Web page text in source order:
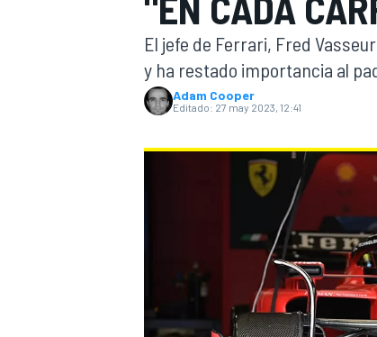
El jefe de Ferrari, Fred
y ha restado importancia al
Adam Cooper
Editado: 27 may 2023, 12:41